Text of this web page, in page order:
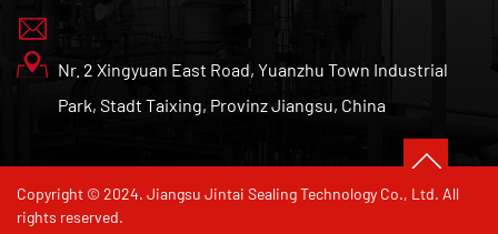
Nr. 2 Xingyuan East Road, Yuanzhu Town Industrial
Park, Stadt Taixing, Provinz Jiangsu, China
Copyright © 2024. Jiangsu Jintai Sealing Technology Co., Ltd. All
rights reserved.